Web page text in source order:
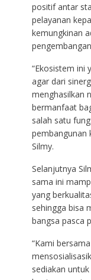
positif antar
pelayanan
kemungkinan
“Ekosistem ini
agar dari
menghasilkan
bermanfaat
salah satu
pembangunan
Silmy.
Selanjutnya
sama ini
yang
sehingga bisa
bangsa pasca
“Kami
sediakan